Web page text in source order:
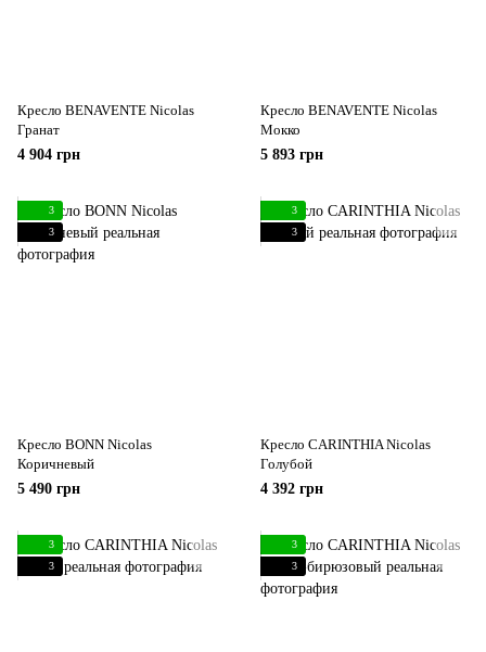
Кресло BENAVENTE Nicolas
Гранат
4 904 грн
Кресло BENAVENTE Nicolas
Мокко
5 893 грн
3
3
Кресло BONN Nicolas
Коричневый
5 490 грн
3
3
Кресло CARINTHIA Nicolas
Голубой
4 392 грн
3
3
3
3